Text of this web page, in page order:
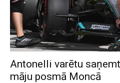
Antonelli varētu
māju posmā Moncā